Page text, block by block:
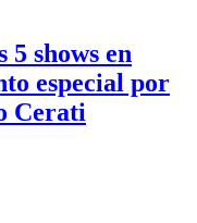
5 shows en
especial por
Cerati